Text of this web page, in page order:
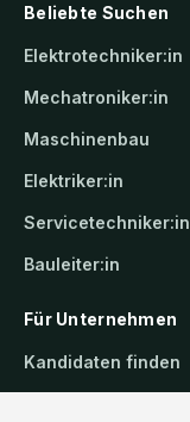
Beliebte Suchen
Elektrotechniker:in
Mechatroniker:in
Maschinenbau
Elektriker:in
Servicetechniker:in
Bauleiter:in
Für Unternehmen
Kandidaten finden